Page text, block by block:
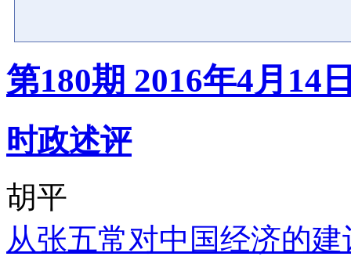
第180期 2016年4月14
时政述评
胡平
从张五常对中国经济的